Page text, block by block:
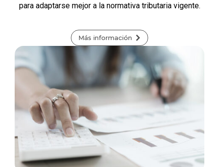
para adaptarse mejor a la normativa tributaria vigente.
Más información